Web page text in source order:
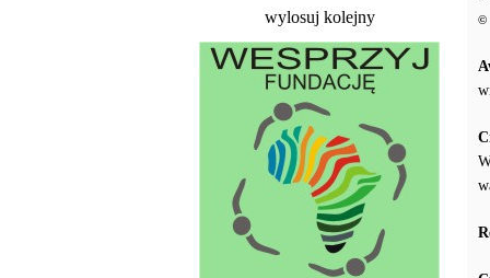
wylosuj kolejny ©